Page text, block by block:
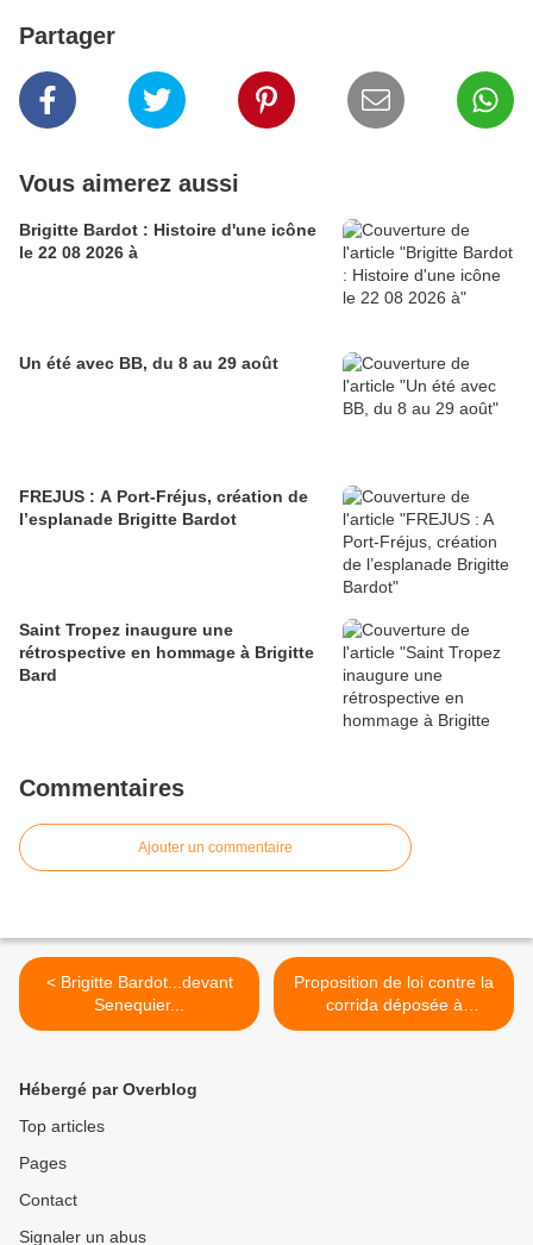
Partager
Vous aimerez aussi
Brigitte Bardot : Histoire d'une icône
le 22 08 2026 à
Un été avec BB, du 8 au 29 août
FREJUS : A Port-Fréjus, création de
l’esplanade Brigitte Bardot
Saint Tropez inaugure une
rétrospective en hommage à Brigitte
Bard
Commentaires
Ajouter un commentaire
< Brigitte Bardot...devant
Senequier...
Proposition de loi contre la
corrida déposée à
l'assemblée Nationale >
Hébergé par Overblog
Top articles
Pages
Contact
Signaler un abus